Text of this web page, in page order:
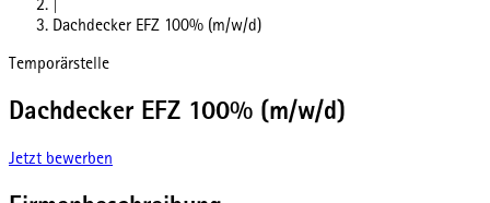
Dachdecker EFZ 100% (m/w/d)
Temporärstelle
Dachdecker EFZ 100% (m/w/d)
Jetzt bewerben